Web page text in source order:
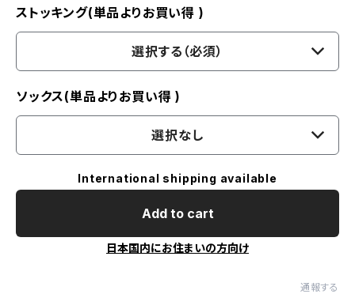
ストッキング(単品よりお買い得 )
選択する（必須）
ソックス(単品よりお買い得 )
選択なし
International shipping available
Add to cart
日本国内にお住まいの方向け
通報する